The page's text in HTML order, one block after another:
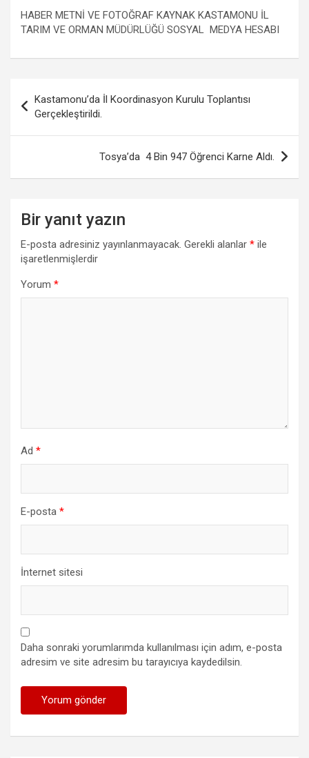
HABER METNİ VE FOTOĞRAF KAYNAK KASTAMONU İL
TARIM VE ORMAN MÜDÜRLÜĞÜ SOSYAL MEDYA HESABI
gezinmesi
Kastamonu’da İl Koordinasyon Kurulu Toplantısı
Gerçekleştirildi.
Tosya’da 4 Bin 947 Öğrenci Karne Aldı.
Bir yanıt yazın
E-posta adresiniz yayınlanmayacak. Gerekli alanlar * ile
işaretlenmişlerdir
Yorum *
Ad *
E-posta *
İnternet sitesi
Daha sonraki yorumlarımda kullanılması için adım, e-posta
adresim ve site adresim bu tarayıcıya kaydedilsin.